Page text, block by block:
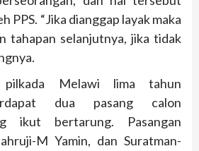
PPS. “Jika dianggap layak maka
tahapan selanjutnya, jika tidak
pilkada Melawi lima tahun
dua pasang calon
ikut bertarung. Pasangan
M Yamin, dan Suratman-